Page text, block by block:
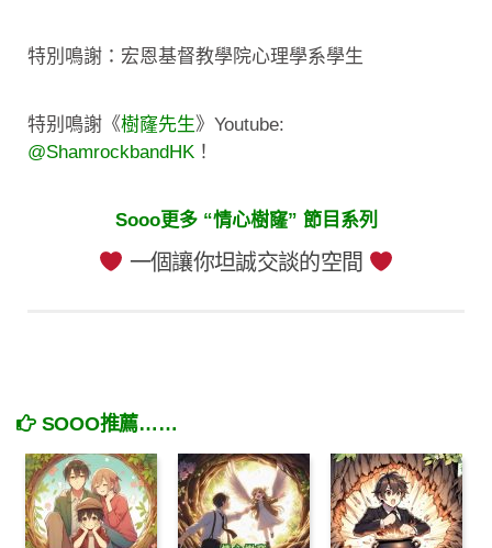
特別鳴謝：宏恩基督教學院心理學系學生
特别鳴謝《樹窿先生》Youtube:
@ShamrockbandHK ！
Sooo更多 “情心樹窿” 節目系列
一個讓你坦誠交談的空間
SOOO推薦……